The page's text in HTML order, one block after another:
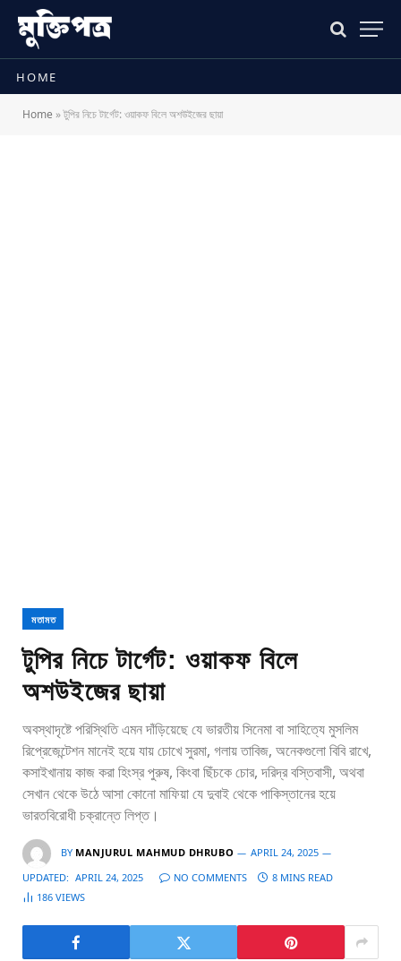
HOME
Home »টুপির নিচে টার্গেট: ওয়াকফ বিলে অশউইজের ছায়া
মতামত
টুপির নিচে টার্গেট: ওয়াকফ বিলে
অশউইজের ছায়া
অবস্থাদৃষ্টে পরিস্থিতি এমন দাঁড়িয়েছে যে ভারতীয় সিনেমা বা সাহিত্যে মুসলিম
রিপ্রেজেন্টেশন মানেই হয়ে যায় চোখে সুরমা, গলায় তাবিজ, অনেকগুলো বিবি রাখে,
কসাইখানায় কাজ করা হিংস্র পুরুষ, কিংবা ছিঁচকে চোর, দরিদ্র বস্তিবাসী, অথবা
সেখান থেকে উঠে আসা কোনো মাফিয়া যে দুবাই থেকে পাকিস্তানের হয়ে
ভারতবিরোধী চক্রান্তে লিপ্ত।
BY MANJURUL MAHMUD DHRUBO
APRIL 24, 2025
UPDATED: APRIL 24, 2025 NO COMMENTS
8 MINS READ
186 VIEWS